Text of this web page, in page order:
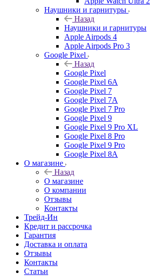
Наушники и гарнитуры
Назад
Наушники и гарнитуры
Apple Airpods 4
Apple Airpods Pro 3
Google Pixel
Назад
Google Pixel
Google Pixel 6A
Google Pixel 7
Google Pixel 7А
Google Pixel 7 Pro
Google Pixel 9
Google Pixel 9 Pro XL
Google Pixel 8 Pro
Google Pixel 9 Pro
Google Pixel 8A
О магазине
Назад
О магазине
О компании
Отзывы
Контакты
Трейд-Ин
Кредит и рассрочка
Гарантия
Доставка и оплата
Отзывы
Контакты
Статьи